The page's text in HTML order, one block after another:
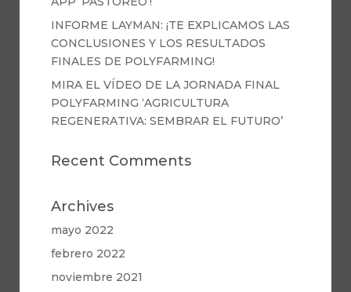
INFORME LAYMAN: ¡TE EXPLICAMOS LAS
CONCLUSIONES Y LOS RESULTADOS
FINALES DE POLYFARMING!
MIRA EL VÍDEO DE LA JORNADA FINAL
POLYFARMING ‘AGRICULTURA
REGENERATIVA: SEMBRAR EL FUTURO’
Recent Comments
Archives
mayo 2022
febrero 2022
noviembre 2021